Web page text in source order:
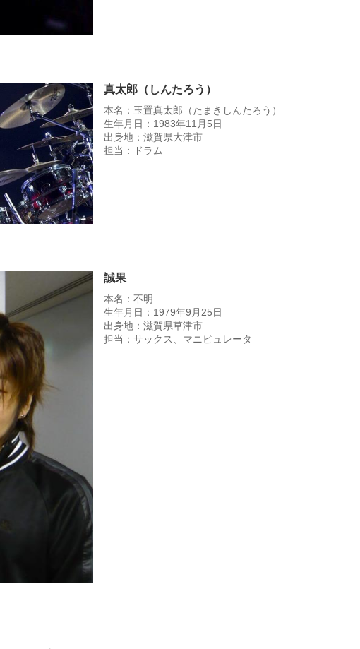
真太郎（しんたろう）
本名：玉置真太郎（たまきしんたろう）
生年月日：1983年11月5日
出身地：滋賀県大津市
担当：ドラム
誠果
本名：不明
生年月日：1979年9月25日
出身地：滋賀県草津市
担当：サックス、マニピュレータ